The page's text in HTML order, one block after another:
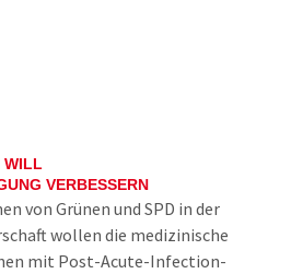
WILL
VERBESSERN
von Grünen und SPD in der
wollen die medizinische
mit Post-Acute-Infection-